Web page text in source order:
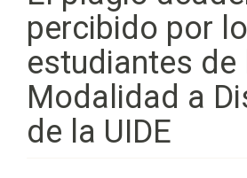
percibido por
estudiantes de
Modalidad a
de la UIDE